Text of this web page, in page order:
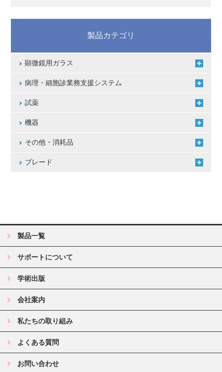
製品カテゴリ
顕微鏡用ガラス
病理・細胞診業務支援システム
試薬
機器
その他・消耗品
ブレード
製品一覧
サポートについて
学術出版
会社案内
私たちの取り組み
よくある質問
お問い合わせ